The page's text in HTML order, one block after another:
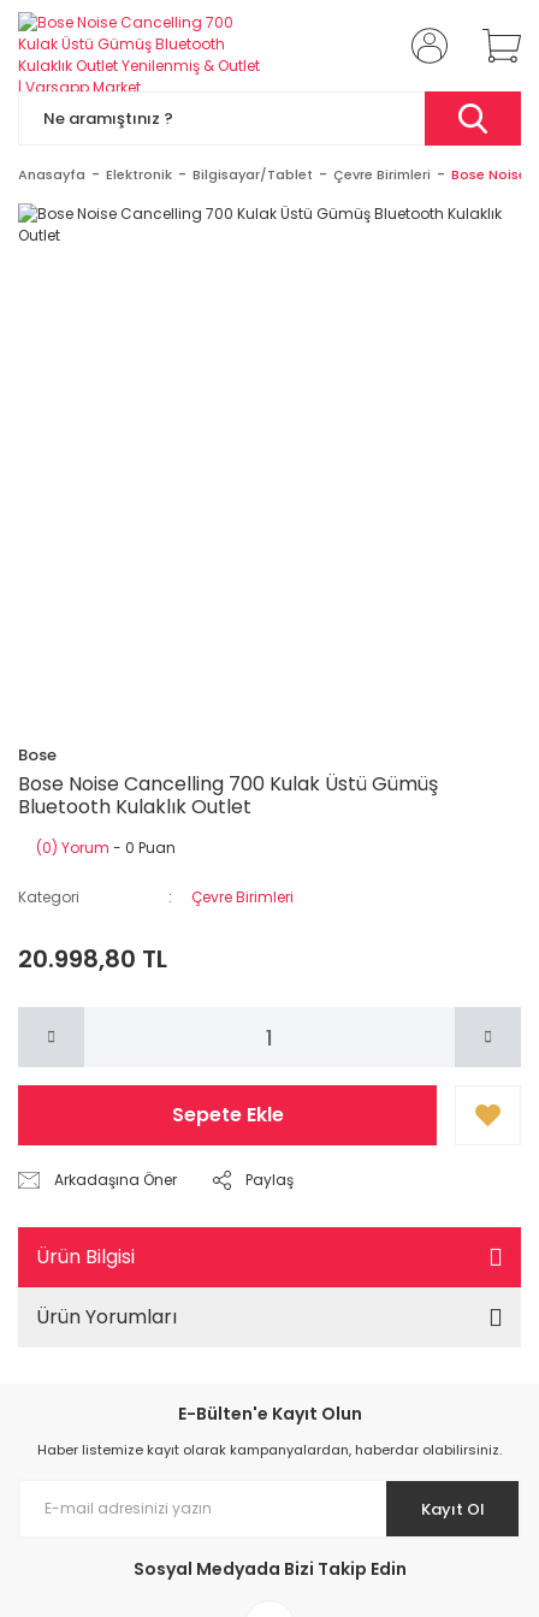
Anasayfa Elektronik Bilgisayar/Tablet Çevre Birimleri Bose Noise
Bose
Bose Noise Cancelling 700 Kulak Üstü Gümüş
Bluetooth Kulaklık Outlet
(0) Yorum - 0 Puan
Kategori Çevre Birimleri
20.998,80 TL
Sepete Ekle
Arkadaşına Öner Paylaş
Ürün Bilgisi
Ürün Yorumları
E-Bülten'e Kayıt Olun
Haber listemize kayıt olarak kampanyalardan, haberdar olabilirsiniz.
Kayıt Ol
Sosyal Medyada Bizi Takip Edin